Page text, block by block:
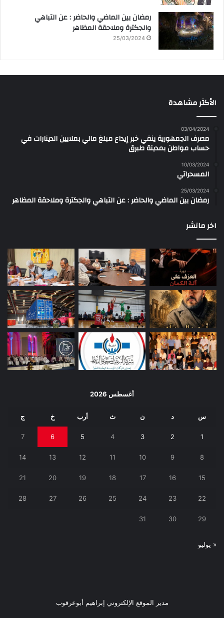
رمضان بين الماضي والحاضر : عن التباهي
والجكترة وملاحقة المظاهر
25/03/2024
الأكثر مشاهدة
03/04/2024
مصرف الجمهورية ينفي خبر إيداع مبلغ مالي بملايين الدينارات في
حساب مواطن بمدينة طبرق
10/03/2024
المسحراتي
25/03/2024
رمضان بين الماضي والحاضر : عن التباهي والجكترة وملاحقة المظاهر
اخر مانشر
أغسطس 2026
س د ن ث أرب خ ج
1
2
3
4
5
6
7
8
9
10
11
12
13
14
15
16
17
18
19
20
21
22
23
24
25
26
27
28
29
30
31
« يوليو
مدير الموقع الإلكتروني إبراهيم أبوعرقوب